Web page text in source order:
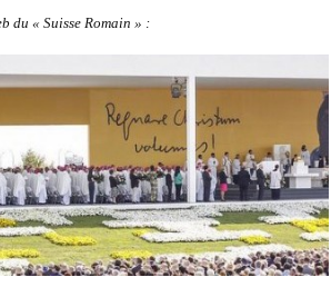
du « Suisse Romain » :